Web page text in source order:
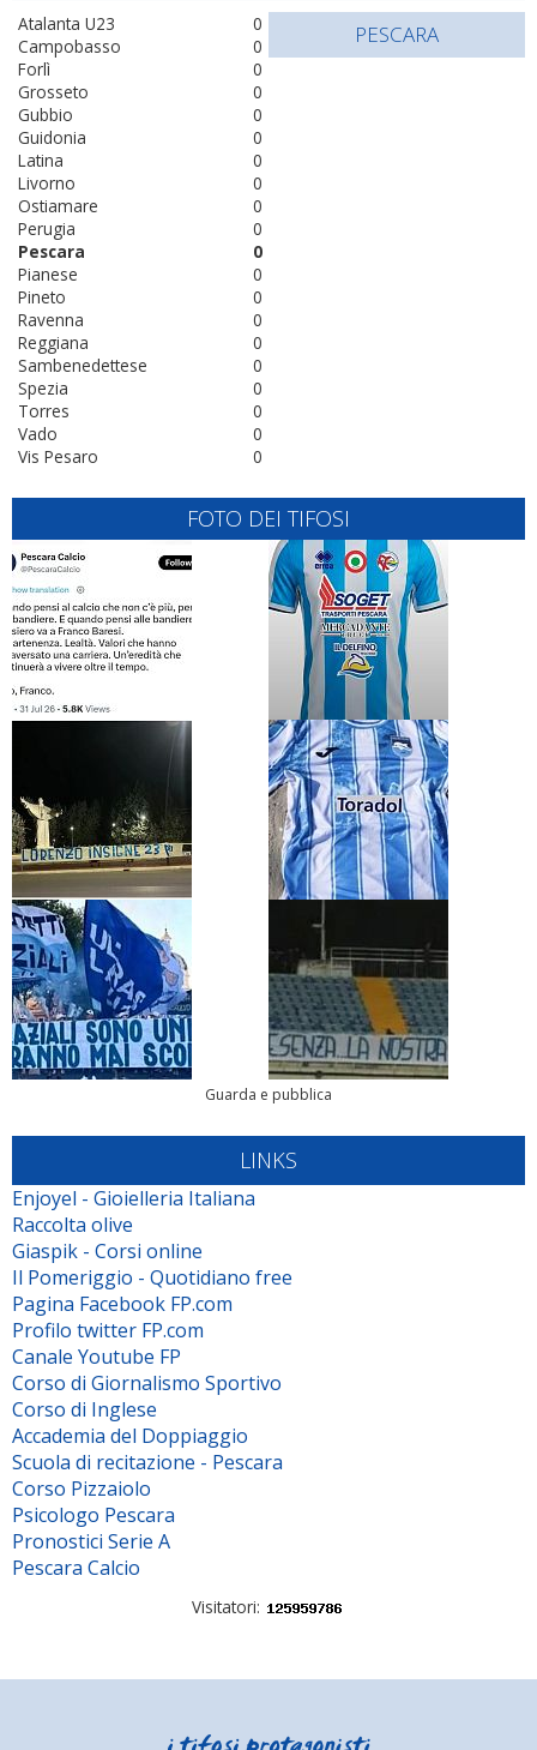
0
Atalanta U23
0
Campobasso
0
Forlì
0
Grosseto
0
Gubbio
0
Guidonia
0
Latina
0
Livorno
0
Ostiamare
0
Perugia
0
Pescara
0
Pianese
0
Pineto
0
Ravenna
0
Reggiana
0
Sambenedettese
0
Spezia
0
Torres
0
Vado
0
Vis Pesaro
PESCARA
FOTO DEI TIFOSI
Guarda e pubblica
LINKS
Enjoyel - Gioielleria Italiana
Raccolta olive
Giaspik - Corsi online
Il Pomeriggio - Quotidiano free
Pagina Facebook FP.com
Profilo twitter FP.com
Canale Youtube FP
Corso di Giornalismo Sportivo
Corso di Inglese
Accademia del Doppiaggio
Scuola di recitazione - Pescara
Corso Pizzaiolo
Psicologo Pescara
Pronostici Serie A
Pescara Calcio
Visitatori: